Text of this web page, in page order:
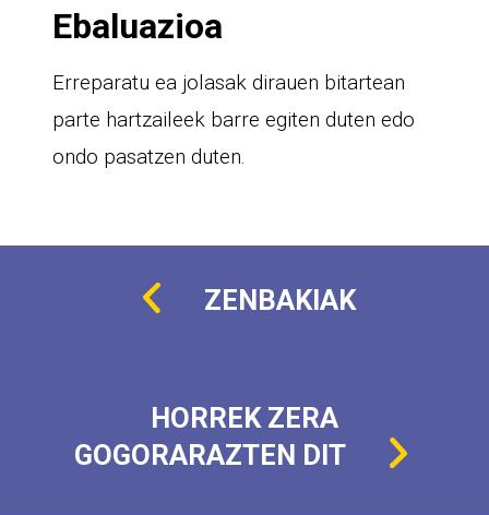
Ebaluazioa
Erreparatu ea jolasak dirauen bitartean
parte hartzaileek barre egiten duten edo
ondo pasatzen duten.
ZENBAKIAK
HORREK ZERA
GOGORARAZTEN DIT